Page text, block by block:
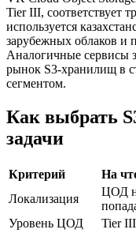
Tier III, соответствует
используется
зарубежных облаков и
Аналогичные сервисы
рынок S3-хранилищ в
сегментом.
Как выбрать
задачи
Критерий
На
Локализация
ЦОД
Уровень ЦОД
Tier